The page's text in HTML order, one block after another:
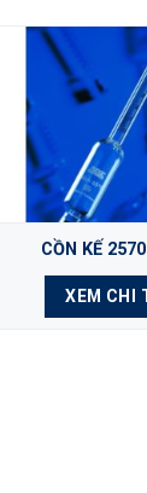
CỒN KẾ
XEM CHI